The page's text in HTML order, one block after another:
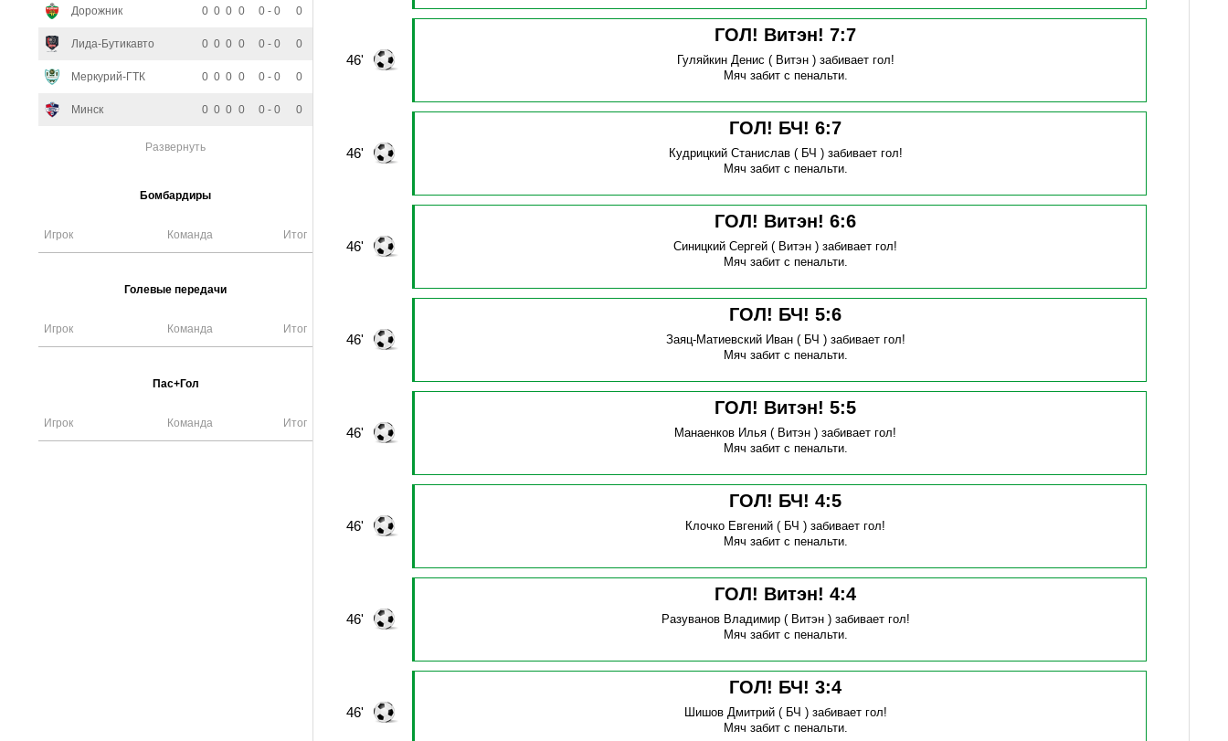
Дорожник 0 0 0 0 0 - 0 0
Лида-Бутикавто 0 0 0 0 0 - 0 0
Меркурий-ГТК 0 0 0 0 0 - 0 0
Минск 0 0 0 0 0 - 0 0
Развернуть
Бомбардиры
Игрок Команда Итог
Голевые передачи
Игрок Команда Итог
Пас+Гол
Игрок Команда Итог
46'
ГОЛ! Витэн!7:7
Гуляйкин Денис ( Витэн ) забивает гол!
Мяч забит с пенальти.
46'
ГОЛ! БЧ!6:7
Кудрицкий Станислав( БЧ ) забивает гол!
Мяч забит с пенальти.
46'
ГОЛ! Витэн!6:6
Синицкий Сергей ( Витэн )забивает гол!
Мяч забит с пенальти.
46'
ГОЛ! БЧ!5:6
Заяц-Матиевский Иван( БЧ ) забивает гол!
Мяч забит с пенальти.
46'
ГОЛ! Витэн!5:5
Манаенков Илья ( Витэн )забивает гол!
Мяч забит с пенальти.
46'
ГОЛ! БЧ!4:5
Клочко Евгений ( БЧ )забивает гол!
Мяч забит с пенальти.
46'
ГОЛ! Витэн!4:4
Разуванов Владимир( Витэн ) забивает гол!
Мяч забит с пенальти.
46'
ГОЛ! БЧ!3:4
Шишов Дмитрий( БЧ ) забивает гол!
Мяч забит с пенальти.